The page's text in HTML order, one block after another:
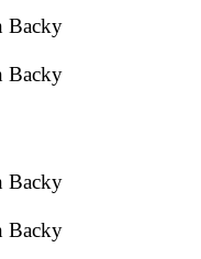
Backy
Backy
Backy
Backy